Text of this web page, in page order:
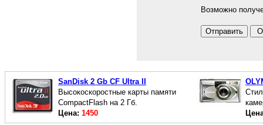
Возможно
SanDisk 2 Gb CF Ultra II
Высокоскоростные карты памяти
CompactFlash на 2 Гб.
Цена: 1450